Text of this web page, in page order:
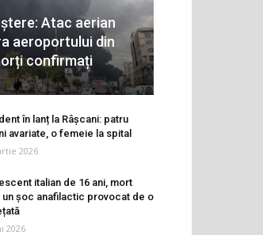
Atac aerian
aeroportului din
confirmați
în lanț la Râșcani: patru
avariate, o femeie la spital
2026
italian de 16 ani, mort
un șoc anafilactic provocat de o
2026